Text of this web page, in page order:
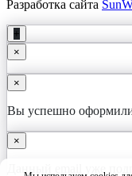
Разработка сайта
+
×
×
Вы успешно
×